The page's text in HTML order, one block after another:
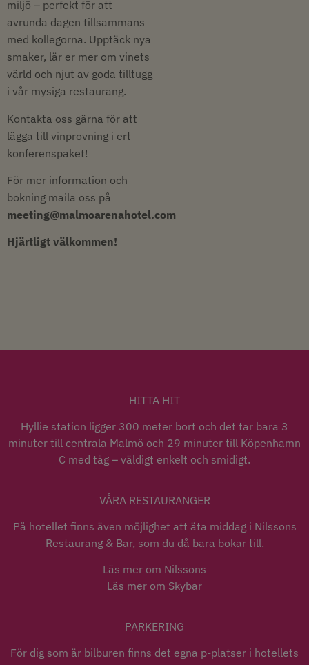
miljö – perfekt för att
avrunda dagen tillsammans
med kollegorna. Upptäck nya
smaker, lär er mer om vinets
värld och njut av goda tilltugg
i vår mysiga restaurang.
Kontakta oss gärna för att
lägga till vinprovning i ert
konferenspaket!
För mer information och
bokning maila oss på
meeting@malmoarenahotel.com
Hjärtligt välkommen!
HITTA HIT
Hyllie station ligger 300 meter bort och det tar bara 3
minuter till centrala Malmö och 29 minuter till Köpenhamn
C med tåg – väldigt enkelt och smidigt.
VÅRA RESTAURANGER
På hotellet finns även möjlighet att äta middag i Nilssons
Restaurang & Bar, som du då bara bokar till.
Läs mer om Nilssons
Läs mer om Skybar
PARKERING
För dig som är bilburen finns det egna p-platser i hotellets